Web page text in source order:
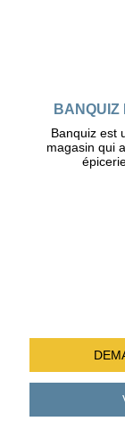
BANQUIZ
Banquiz est
magasin qui